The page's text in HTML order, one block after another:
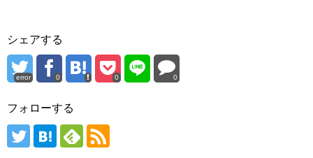
シェアする
error 0 0 0
フォローする